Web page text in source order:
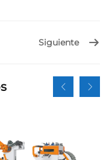
Siguiente